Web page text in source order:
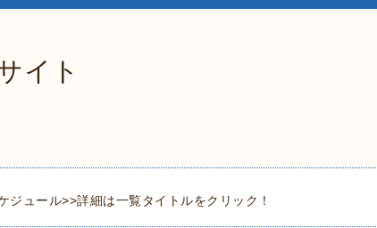
イト
ジュール>>詳細は一覧タイトルをクリック！